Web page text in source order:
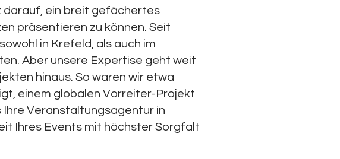
darauf, ein breit gefächertes
präsentieren zu können. Seit
in Krefeld, als auch im
Aber unsere Expertise geht weit
hinaus. So waren wir etwa
einem globalen Vorreiter-Projekt
Ihre Veranstaltungsagentur in
Ihres Events mit höchster Sorgfalt